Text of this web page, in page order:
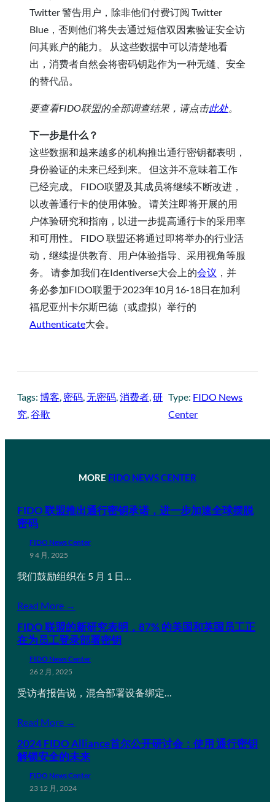
Twitter 警告用户，除非他们付费订阅 Twitter
Blue，否则他们将失去通过短信双因素验证安全访
问其账户的能力。 从这些数据中可以清楚地看
出，消费者自然会将密码钥匙作为一种无缝、安全
的替代品。
要查看FIDO联盟的全部调查结果，请点击此处。
下一步是什么？
这些数据和越来越多的机构推出通行密钥都表明，
身份验证的未来已经到来。 但这并不意味着工作
已经完成。 FIDO联盟及其成员将继续不断改进，
以改善通行卡的使用体验。 请关注即将开展的用
户体验研究和指南，以进一步提高通行卡的采用率
和可用性。 FIDO 联盟还将通过即将举办的行业活
动，继续提供教育、用户体验指导、采用视角等服
务。 请参加我们在Identiverse大会上的会议 ，并
务必参加FIDO联盟于2023年10月16-18日在加利
福尼亚州卡尔斯巴德（或虚拟）举行的
Authenticate大会。
Tags: 博客 密码 无密码 消费者 研
究 谷歌
Type: FIDO News
Center
MORE FIDO NEWS CENTER
FIDO 联盟推出通行密钥承诺，进一步加速全球摆脱
密码
FIDO News Center
9 4 月, 2025
我们鼓励组织在 5 月 1 日…
Read More →
FIDO 联盟的新研究表明，87% 的美国和英国员工正
在为员工登录部署密钥
FIDO News Center
26 2 月, 2025
受访者报告说，混合部署设备绑定…
Read More →
2024 FIDO Alliance首尔公开研讨会：使用 通行密钥
解锁安全的未来
FIDO News Center
23 12 月, 2024